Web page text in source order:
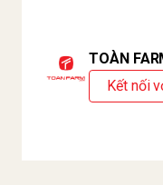
Chịu trách nhiệm
TOÀN
Kết nối